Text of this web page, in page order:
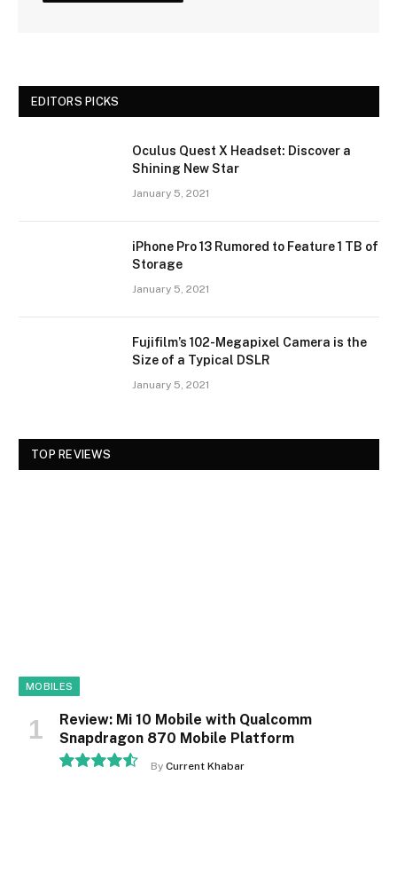
EDITORS PICKS
Oculus Quest X Headset: Discover a
Shining New Star
January 5, 2021
iPhone Pro 13 Rumored to Feature 1 TB of
Storage
January 5, 2021
Fujifilm’s 102-Megapixel Camera is the
Size of a Typical DSLR
January 5, 2021
TOP REVIEWS
MOBILES
Review: Mi 10 Mobile with Qualcomm
Snapdragon 870 Mobile Platform
By Current Khabar